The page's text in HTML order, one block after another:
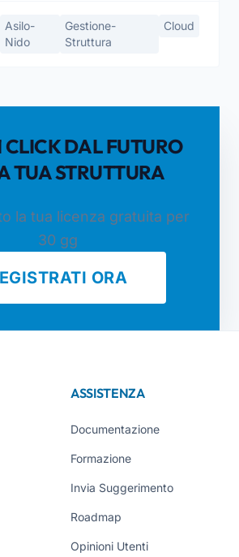
Asilo-
Nido
Gestione-
Struttura
Cloud
CLICK DAL FUTURO
TUA STRUTTURA
la tua licenza gratuita per
30 gg
ORA
ASSISTENZA
Documentazione
Formazione
Invia Suggerimento
Roadmap
Opinioni Utenti